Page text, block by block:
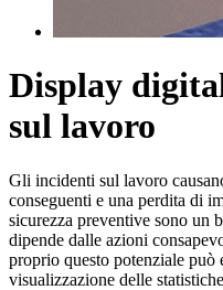
Display
sul lavoro
Gli incidenti sul lavoro
conseguenti e una perdita di
sicurezza preventive sono un
dipende dalle azioni
proprio questo potenziale può
visualizzazione delle